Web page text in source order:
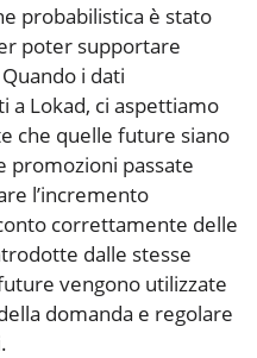
probabilistica è stato
poter supportare
i dati
a Lokad, ci aspettiamo
che quelle future siano
promozioni passate
l’incremento
correttamente delle
dalle stesse
vengono utilizzate
domanda e regolare